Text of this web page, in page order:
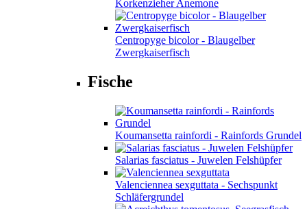
Korkenzieher Anemone
Centropyge bicolor - Blaugelber
Zwergkaiserfisch
Fische
Koumansetta rainfordi - Rainfords Grundel
Salarias fasciatus - Juwelen Felshüpfer
Valenciennea sexguttata - Sechspunkt
Schläfergrundel